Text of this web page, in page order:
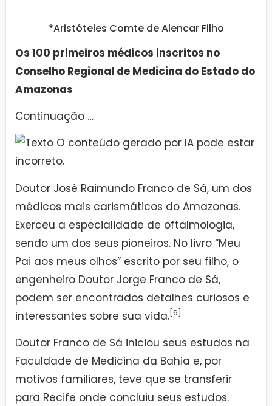
*Aristóteles Comte de Alencar Filho
Os 100 primeiros médicos inscritos no
Conselho Regional de Medicina do Estado do
Amazonas
Continuação …
Doutor José Raimundo Franco de Sá, um dos
médicos mais carismáticos do Amazonas.
Exerceu a especialidade de oftalmologia,
sendo um dos seus pioneiros. No livro “Meu
Pai aos meus olhos” escrito por seu filho, o
engenheiro Doutor Jorge Franco de Sá,
podem ser encontrados detalhes curiosos e
interessantes sobre sua vida. [6]
Doutor Franco de Sá iniciou seus estudos na
Faculdade de Medicina da Bahia e, por
motivos familiares, teve que se transferir
para Recife onde concluiu seus estudos.